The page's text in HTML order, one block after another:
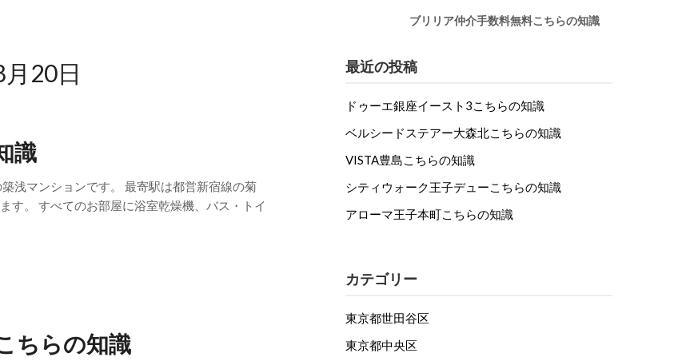
ブリリア仲介手数料無料こちらの知識
20日
識
浅マンションです。 最寄駅は都営新宿線の菊
す。 すべてのお部屋に浴室乾燥機、バス・トイ
ちらの知識
最近の投稿
ドゥーエ銀座イースト3こちらの知識
ベルシードステアー大森北こちらの知識
VISTA豊島こちらの知識
シティウォーク王子デューこちらの知識
アローマ王子本町こちらの知識
カテゴリー
東京都世田谷区
東京都中央区